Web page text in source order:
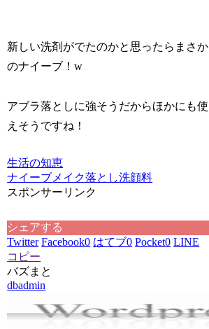
新しい洗剤がでたのかと思ったらまさか
のナイーブ！w
アブラ落としに強そうだからほかにも使
えそうですね！
生活の知恵
ナイーブ メイク落とし洗顔料
スポンサーリンク
シェアする
Twitter Facebook0 はてブ0 Pocket0 LINE
コピー
バズまと
dbadmin